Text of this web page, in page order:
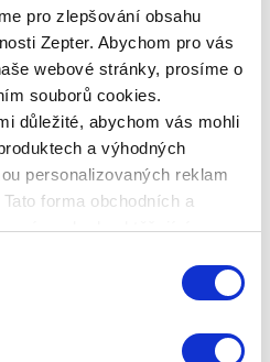
pro zlepšování obsahu
Zepter. Abychom pro vás
webové stránky, prosíme o
souborů cookies.
důležité, abychom vás mohli
a výhodných
personalizovaných reklam
forma obchodních a
vás nebude obtěžující.
souhlas se soubory
cookie
video na YouTube, musíte
vždy sledovat video